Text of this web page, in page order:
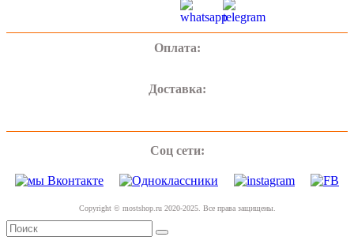
Оплата:
Доставка:
Соц сети:
Copyright © mostshop.ru 2020-2025. Все права защищены.